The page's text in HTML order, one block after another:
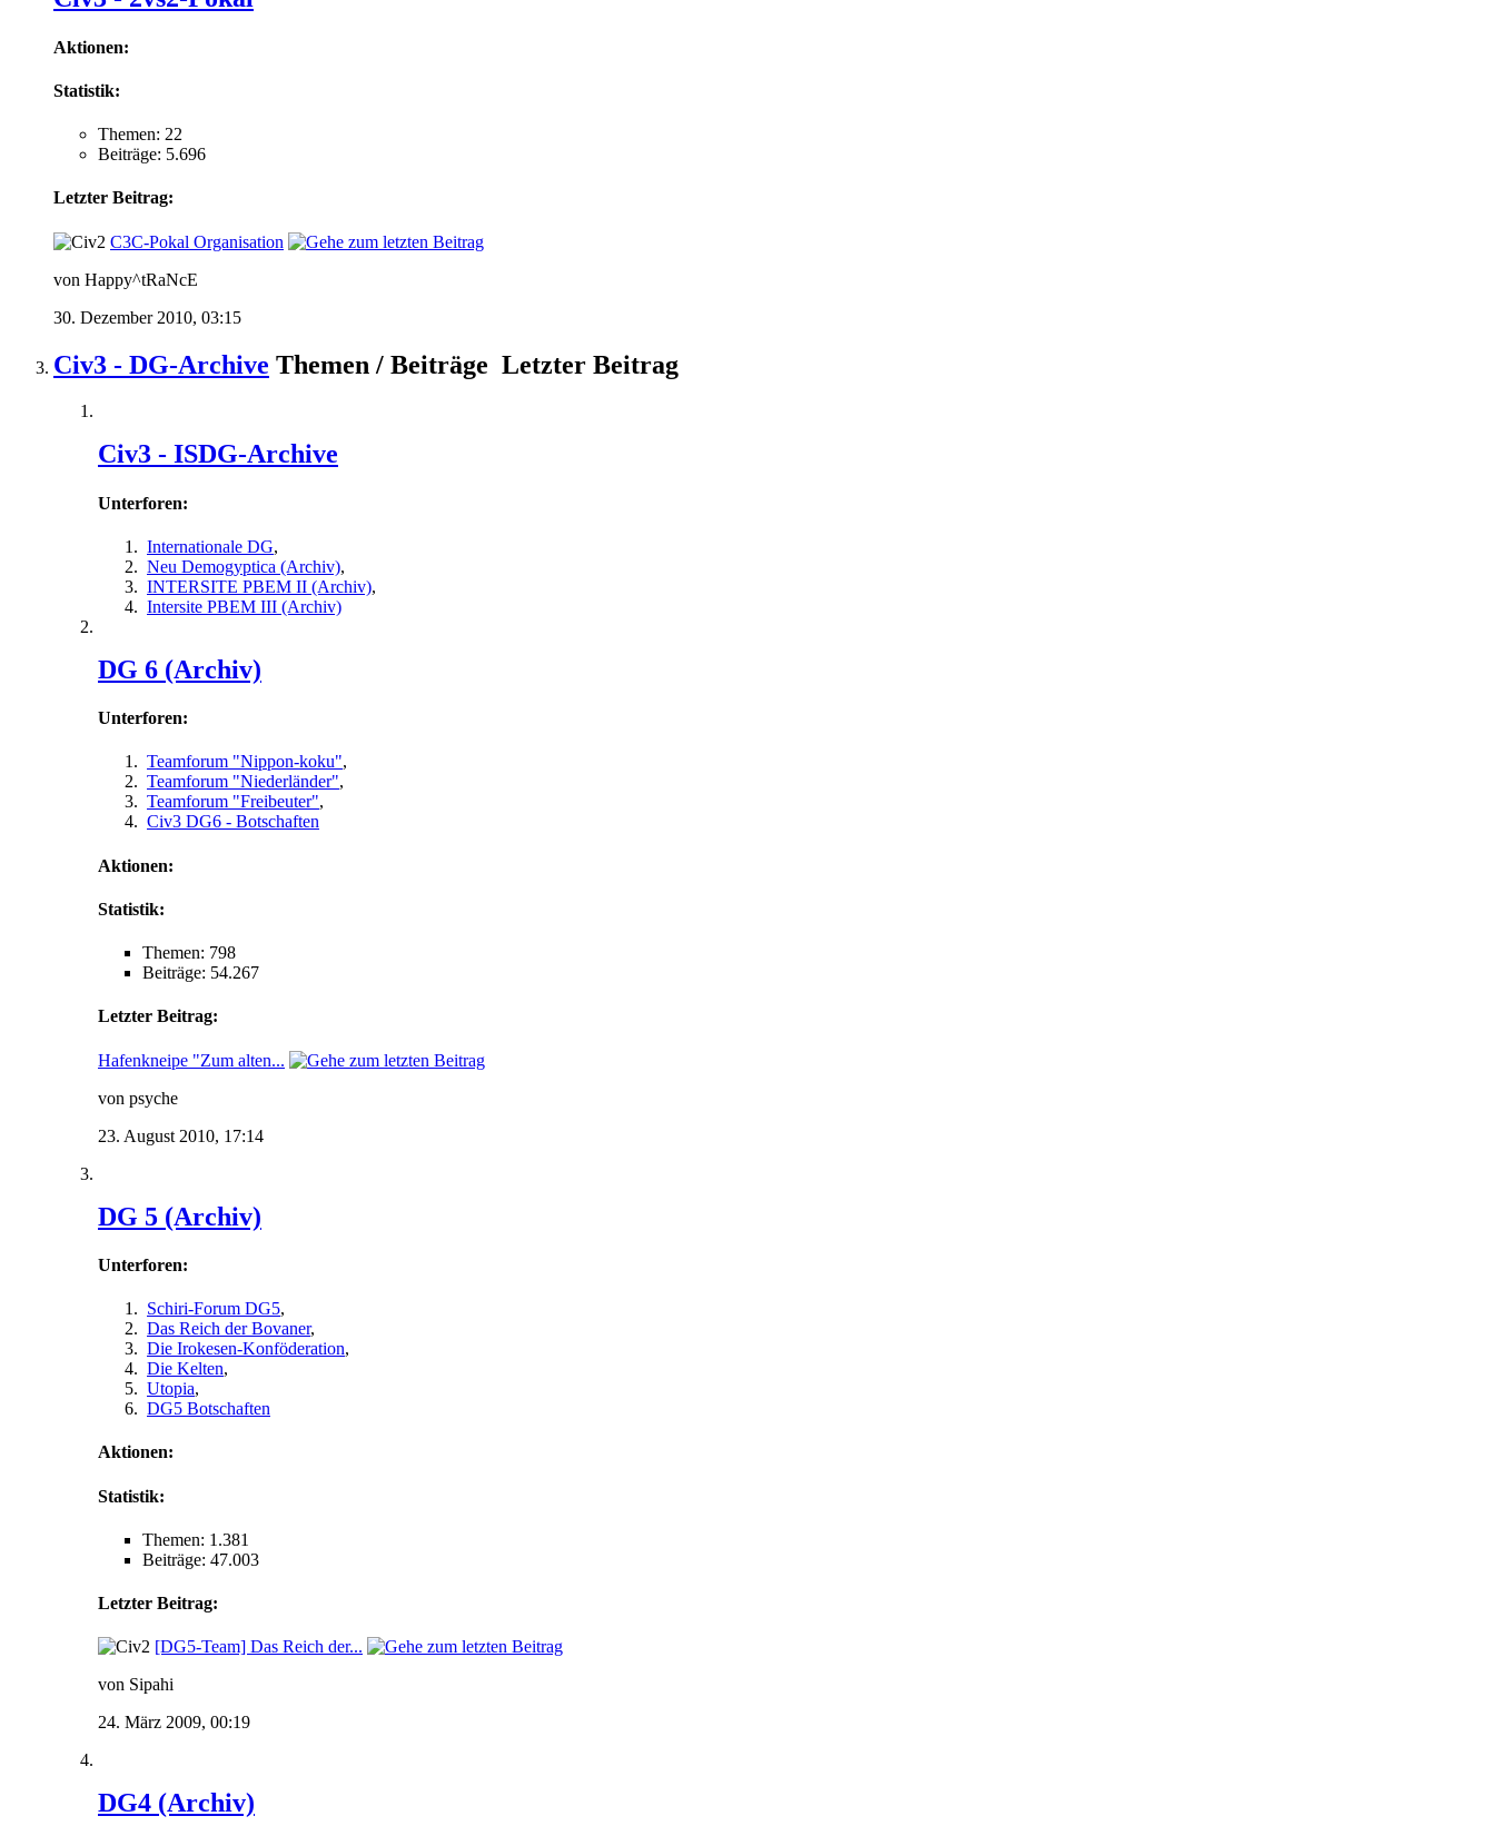
Aktionen:
Statistik:
Themen: 22
Beiträge: 5.696
Letzter Beitrag:
C3C-Pokal Organisation
von Happy^tRaNcE
30. Dezember 2010, 03:15
Civ3 - DG-Archive Themen / Beiträge Letzter Beitrag
Civ3 - ISDG-Archive
Unterforen:
Internationale DG,
Neu Demogyptica (Archiv),
INTERSITE PBEM II (Archiv),
Intersite PBEM III (Archiv)
DG 6 (Archiv)
Unterforen:
Teamforum "Nippon-koku",
Teamforum "Niederländer",
Teamforum "Freibeuter",
Civ3 DG6 - Botschaften
Aktionen:
Statistik:
Themen: 798
Beiträge: 54.267
Letzter Beitrag:
Hafenkneipe "Zum alten...
von psyche
23. August 2010, 17:14
DG 5 (Archiv)
Unterforen:
Schiri-Forum DG5,
Das Reich der Bovaner,
Die Irokesen-Konföderation,
Die Kelten,
Utopia,
DG5 Botschaften
Aktionen:
Statistik:
Themen: 1.381
Beiträge: 47.003
Letzter Beitrag:
[DG5-Team] Das Reich der...
von Sipahi
24. März 2009, 00:19
DG4 (Archiv)